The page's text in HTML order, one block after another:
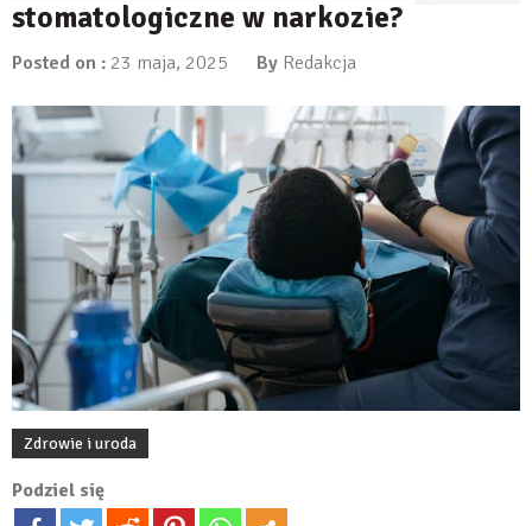
stomatologiczne w narkozie?
Posted on : 23 maja, 2025 By Redakcja
Zdrowie i uroda
Podziel się